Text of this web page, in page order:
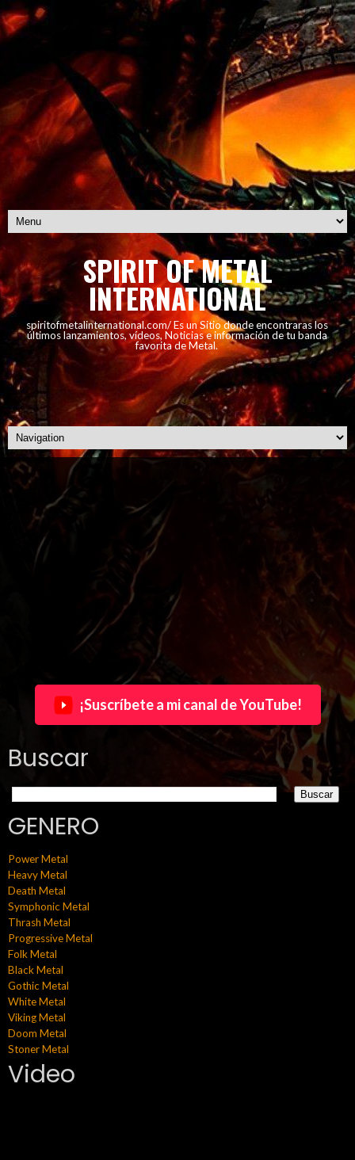
SPIRIT OF METAL
INTERNATIONAL
spiritofmetalinternational.com/ Es un Sitio donde encontraras los
últimos lanzamientos, vídeos, Noticias e información de tu banda
favorita de Metal.
¡Suscríbete a mi canal de YouTube!
Buscar
GENERO
Power Metal
Heavy Metal
Death Metal
Symphonic Metal
Thrash Metal
Progressive Metal
Folk Metal
Black Metal
Gothic Metal
White Metal
Viking Metal
Doom Metal
Stoner Metal
Video